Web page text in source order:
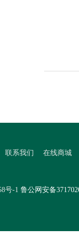
联系我们 在线商城
号-1 鲁公网安备